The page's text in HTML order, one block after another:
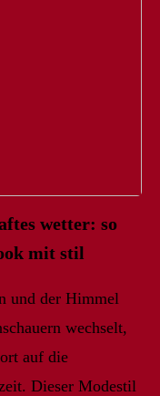
wetter: so
mit stil
und der Himmel
wechselt,
auf die
Dieser Modestil